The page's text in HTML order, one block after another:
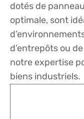
dotés de
optimale, sont
d’entrepôts ou
notre expertise
biens industriels.